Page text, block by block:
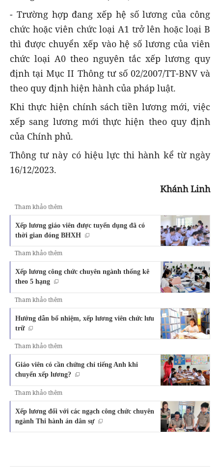
- Trường hợp đang xếp hệ số lương của công
chức hoặc viên chức loại A1 trở lên hoặc loại B
thì được chuyển xếp vào hệ số lương của viên
chức loại A0 theo nguyên tắc xếp lương quy
định tại Mục II Thông tư số 02/2007/TT-BNV và
theo quy định hiện hành của pháp luật.
Khi thực hiện chính sách tiền lương mới, việc
xếp sang lương mới thực hiện theo quy định
của Chính phủ.
Thông tư này có hiệu lực thi hành kể từ ngày
16/12/2023.
Khánh Linh
Tham khảo thêm
Xếp lương giáo viên được tuyển dụng đã có
thời gian đóng BHXH
Tham khảo thêm
Xếp lương công chức chuyên ngành thống kê
theo 5 hạng
Tham khảo thêm
Hướng dẫn bổ nhiệm, xếp lương viên chức lưu
trữ
Tham khảo thêm
Giáo viên có cần chứng chỉ tiếng Anh khi
chuyển xếp lương?
Tham khảo thêm
Xếp lương đối với các ngạch công chức chuyên
ngành Thi hành án dân sự